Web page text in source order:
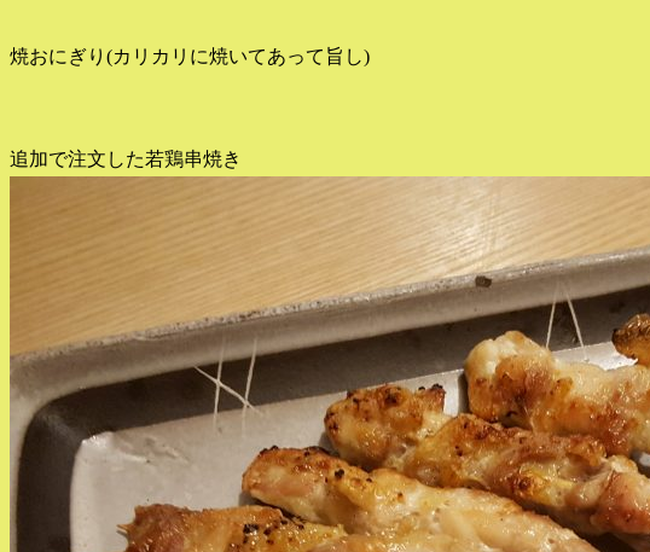
焼おにぎり(カリカリに焼いてあって旨し)
追加で注文した若鶏串焼き